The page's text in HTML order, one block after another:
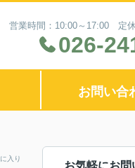
営業時間：10:00～17:00 定
026-
お問い合
入り
お気軽にお